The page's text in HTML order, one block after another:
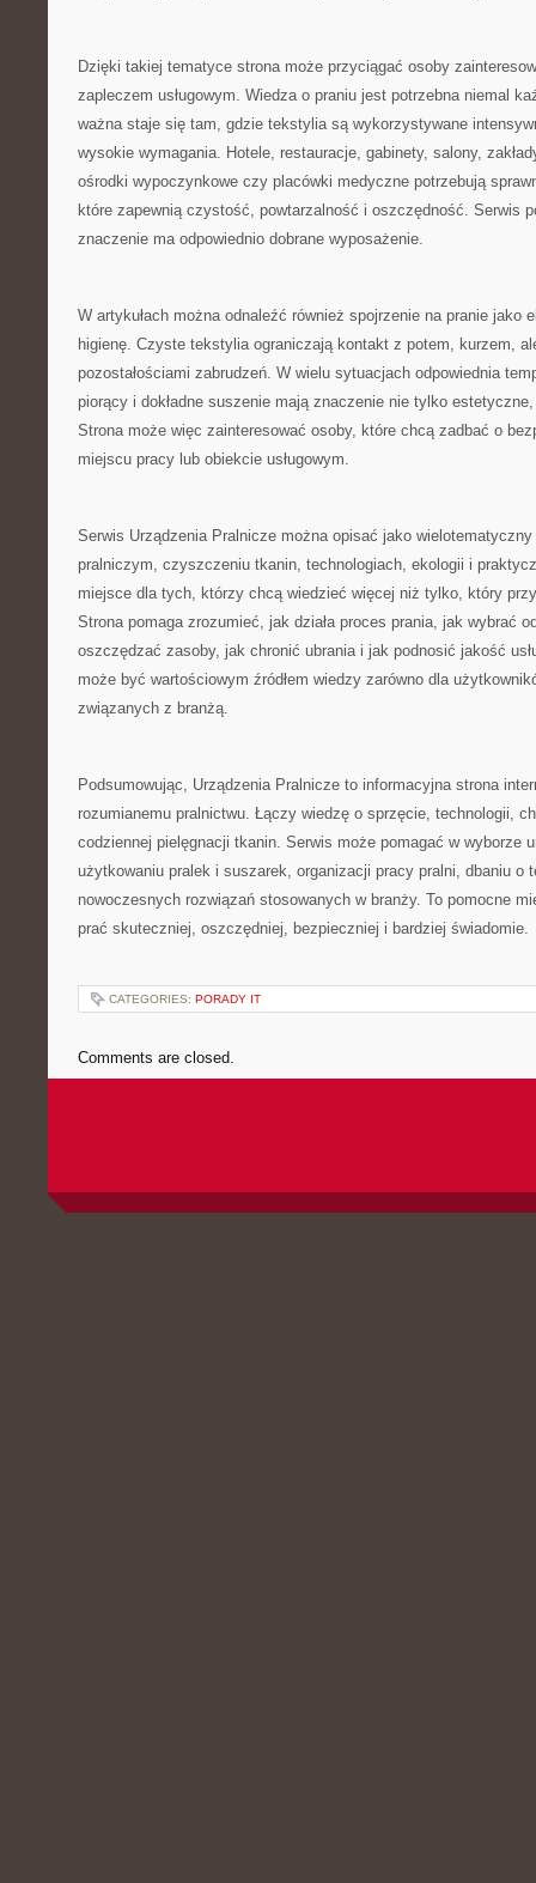
Dzięki takiej tematyce strona może przyciągać osoby
zapleczem usługowym. Wiedza o praniu jest potrzebna niemal
ważna staje się tam, gdzie tekstylia są wykorzystywane
wysokie wymagania. Hotele, restauracje, gabinety, salony,
ośrodki wypoczynkowe czy placówki medyczne potrzebują
które zapewnią czystość, powtarzalność i oszczędność. Serwis
znaczenie ma odpowiednio dobrane wyposażenie.
W artykułach można odnaleźć również spojrzenie na pranie jako
higienę. Czyste tekstylia ograniczają kontakt z potem, kurzem,
pozostałościami zabrudzeń. W wielu sytuacjach odpowiednia
piorący i dokładne suszenie mają znaczenie nie tylko
Strona może więc zainteresować osoby, które chcą zadbać o
miejscu pracy lub obiekcie usługowym.
Serwis Urządzenia Pralnicze można opisać jako
pralniczym, czyszczeniu tkanin, technologiach, ekologii i
miejsce dla tych, którzy chcą wiedzieć więcej niż tylko, który
Strona pomaga zrozumieć, jak działa proces prania, jak wybrać
oszczędzać zasoby, jak chronić ubrania i jak podnosić jakość
może być wartościowym źródłem wiedzy zarówno dla
związanych z branżą.
Podsumowując, Urządzenia Pralnicze to informacyjna strona
rozumianemu pralnictwu. Łączy wiedzę o sprzęcie, technologii,
codziennej pielęgnacji tkanin. Serwis może pomagać w wyborze
użytkowaniu pralek i suszarek, organizacji pracy pralni, dbaniu o
nowoczesnych rozwiązań stosowanych w branży. To pomocne
prać skuteczniej, oszczędniej, bezpieczniej i bardziej świadomie.
CATEGORIES: PORADY IT
Comments are closed.